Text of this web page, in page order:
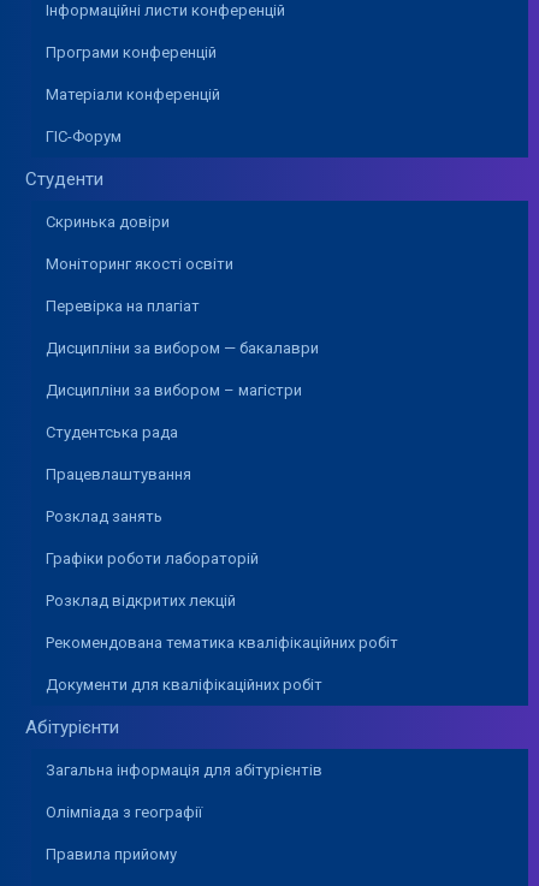
Інформаційні листи конференцій
Програми конференцій
Матеріали конференцій
ГІС-Форум
Студенти
Скринька довіри
Моніторинг якості освіти
Перевірка на плагіат
Дисципліни за вибором — бакалаври
Дисципліни за вибором – магістри
Студентська рада
Працевлаштування
Розклад занять
Графіки роботи лабораторій
Розклад відкритих лекцій
Рекомендована тематика кваліфікаційних робіт
Документи для кваліфікаційних робіт
Абітурієнти
Загальна інформація для абітурієнтів
Олімпіада з географії
Правила прийому